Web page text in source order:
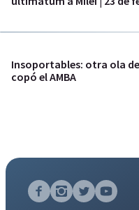
Insoportables: otra ola
copó el AMBA